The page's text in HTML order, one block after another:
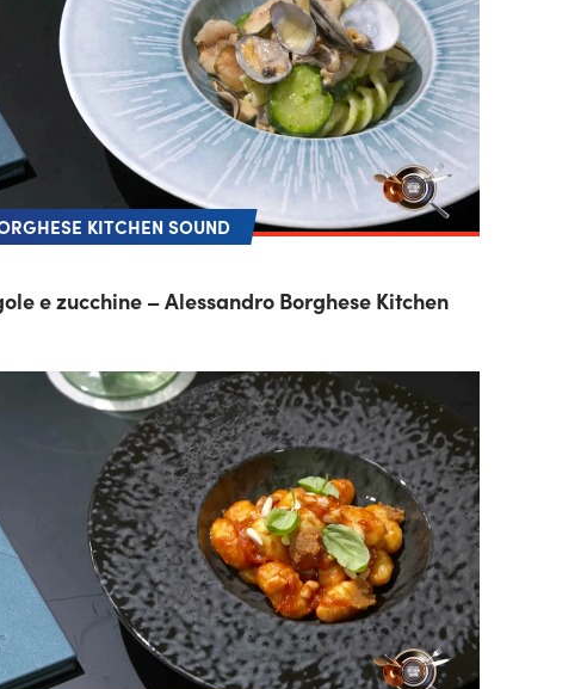
KITCHEN SOUND
e zucchine – Alessandro Borghese Kitchen